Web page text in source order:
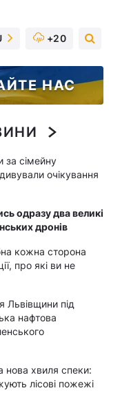
+20
НАС
за сімейну
очікування
одразу два великі
дронів
кожна сторона
про які ви не
Львівщини під
нафтова
нова хвиля спеки:
лісові пожежі